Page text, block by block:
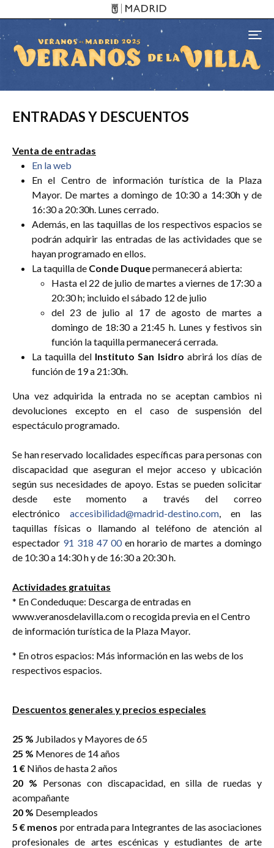
ENTRADAS Y DESCUENTOS
Venta de entradas
En la web
En el Centro de información turística de la Plaza
Mayor. De martes a domingo de 10:30 a 14:30h y de
16:30 a 20:30h. Lunes cerrado.
Además, en las taquillas de los respectivos espacios se
podrán adquirir las entradas de las actividades que se
hayan programado en ellos.
La taquilla de Conde Duquepermanecerá abierta:
Hasta el 22 de julio de martes a viernes de 17:30 a
20:30 h; incluido el sábado 12 de julio
del 23 de julio al 17 de agosto de martes a
domingo de 18:30 a 21:45 h. Lunes y festivos sin
función la taquilla permanecerá cerrada.
La taquilla del Instituto San Isidro abrirá los días de
función de 19 a 21:30h.
Una vez adquirida la entrada no se aceptan cambios ni
devoluciones excepto en el caso de suspensión del
espectáculo programado.
Se han reservado localidades específicas para personas con
discapacidad que aseguran el mejor acceso y ubicación
según sus necesidades de apoyo. Estas se pueden solicitar
desde este momento a través del correo
electrónico accesibilidad@madrid-destino.com, en las
taquillas físicas o llamando al teléfono de atención al
espectador 91 318 47 00en horario de martes a domingo
de 10:30 a 14:30 h y de 16:30 a 20:30 h.
Actividades gratuitas
* En Condeduque: Descarga de entradas en
www.veranosdelavilla.com o recogida previa en el Centro
de información turística de la Plaza Mayor.
* En otros espacios: Más información en las webs de los
respectivos espacios.
Descuentos generales y precios especiales
25 % Jubilados y Mayores de 65
25 % Menores de 14 años
1 € Niños de hasta 2 años
20 % Personas con discapacidad, en silla de ruedas y
acompañante
20 % Desempleados
5 € menos por entrada para Integrantes de las asociaciones
profesionales de artes escénicas y estudiantes de arte